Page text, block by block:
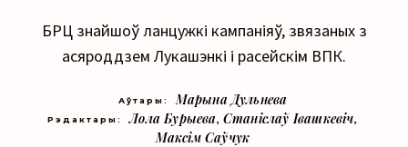
БРЦ знайшоў ланцужкі кампаніяў, звязаных з
асяроддзем Лукашэнкі і расейскім ВПК.
Аўтары: Марына Дульнева
Рэдактары: Лола Бурыева, Станіслаў Івашкевіч,
Максім Саўчук